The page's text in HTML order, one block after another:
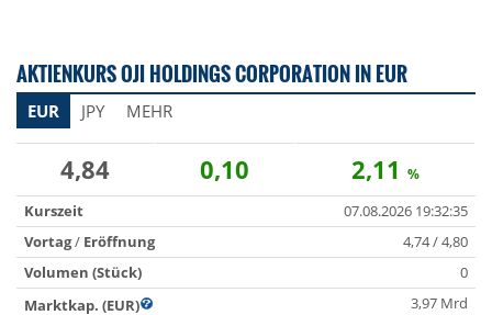
AKTIENKURS OJI HOLDINGS CORPORATION IN EUR
EUR JPY MEHR
4,84 0,10 2,11 %
Kurszeit
07.08.2026 19:32:35
Vortag/ Eröffnung
4,74 / 4,80
Volumen (Stück)
0
Marktkap. (EUR)
3,97 Mrd